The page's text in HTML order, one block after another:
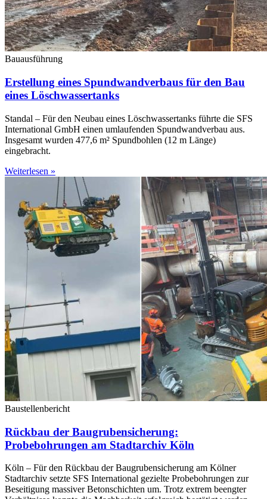
Bauausführung
Erstellung eines Spundwandverbaus für den Bau
eines Löschwassertanks
Standal – Für den Neubau eines Löschwassertanks führte die SFS
International GmbH einen umlaufenden Spundwandverbau aus.
Insgesamt wurden 477,6 m² Spundbohlen (12 m Länge)
eingebracht.
Weiterlesen »
Baustellenbericht
Rückbau der Baugrubensicherung:
Probebohrungen am Stadtarchiv Köln
Köln – Für den Rückbau der Baugrubensicherung am Kölner
Stadtarchiv setzte SFS International gezielte Probebohrungen zur
Beseitigung massiver Betonschichten um. Trotz extrem beengter